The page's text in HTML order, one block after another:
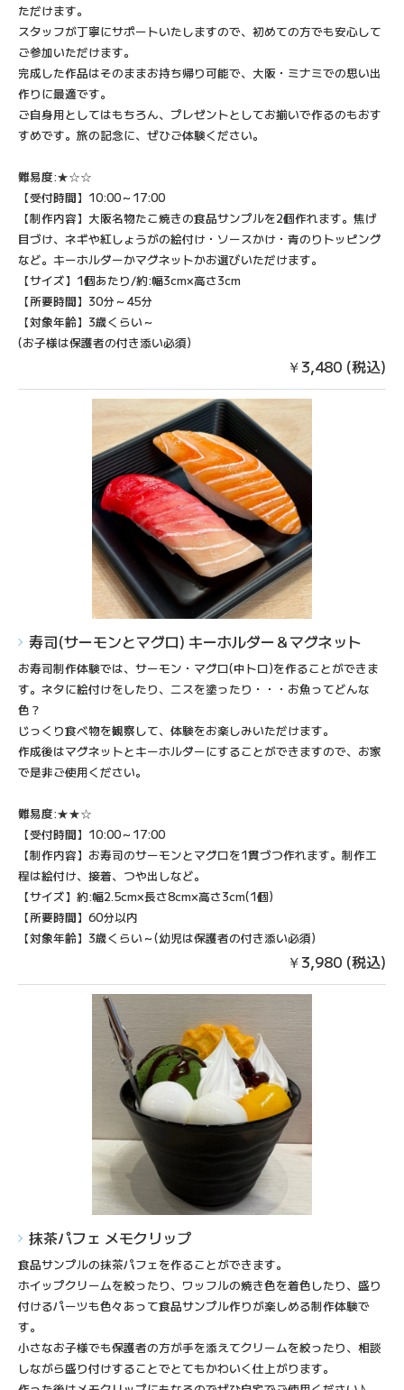
ただけます。
スタッフが丁寧にサポートいたしますので、初めての方でも安心して
ご参加いただけます。
完成した作品はそのままお持ち帰り可能で、大阪・ミナミでの思い出
作りに最適です。
ご自身用としてはもちろん、プレゼントとしてお揃いで作るのもおす
すめです。旅の記念に、ぜひご体験ください。
難易度:★☆☆
【受付時間】10:00～17:00
【制作内容】​大阪名物たこ焼きの食品サンプルを2個作れます。焦げ
目づけ、ネギや紅しょうがの絵付け・ソースかけ・青のりトッピング
など。キーホルダーかマグネットかお選びいただけます。
【サイズ】1個あたり/約:幅3cm×高さ3cm
​【所要時間】30分～45分
【対象年齢】3歳くらい～
(お子様は保護者の付き添い必須)
￥3,480 (税込)
寿司(サーモンとマグロ)​ キーホルダー＆マグネット
お寿司制作体験では、サーモン・マグロ(中トロ)を作ることができま
す。ネタに絵付けをしたり、ニスを塗ったり・・・お魚ってどんな
色？
じっくり食べ物を観察して、体験をお楽しみいただけます。
作成後はマグネットとキーホルダーにすることができますので、お家
で是非ご使用ください。
難易度:★★☆
【受付時間】10:00～17:00
【制作内容】お寿司のサーモンとマグロを1貫づつ作れます。制作工
程は絵付け、接着、つや出しなど​。
【サイズ】約:幅2.5cm×長さ8cm×高さ3cm(1個)
【所要時間】60分以内
【対象年齢】3歳くらい～(幼児は保護者の付き添い必須)
￥3,980 (税込)
抹茶パフェ メモクリップ
食品サンプルの抹茶パフェを作ることができます。
ホイップクリームを絞ったり、ワッフルの焼き色を着色したり、盛り
付けるパーツも色々あって食品サンプル作りが楽しめる制作体験で
す。
小さなお子様でも保護者の方が手を添えてクリームを絞ったり、相談
しながら盛り付けすることでとてもかわいく仕上がります。